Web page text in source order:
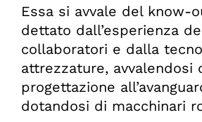
Essa si avvale del know-
dettato dall’esperienza
collaboratori e dalla
attrezzature, avvalendosi
progettazione
dotandosi di macchinari